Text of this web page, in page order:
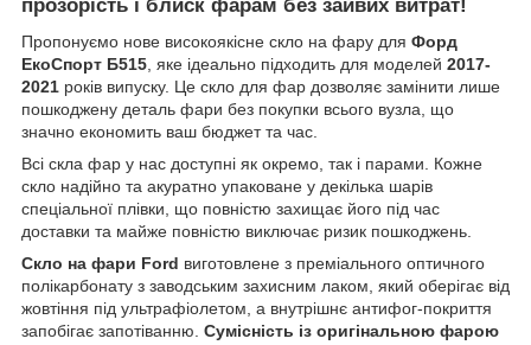
прозорість і блиск фарам без зайвих витрат!
Пропонуємо нове високоякісне скло на фару для Форд
ЕкоСпорт Б515, яке ідеально підходить для моделей 2017-
2021 років випуску. Це скло для фар дозволяє замінити лише
пошкоджену деталь фари без покупки всього вузла, що
значно економить ваш бюджет та час.
Всі скла фар у нас доступні як окремо, так і парами. Кожне
скло надійно та акуратно упаковане у декілька шарів
спеціальної плівки, що повністю захищає його під час
доставки та майже повністю виключає ризик пошкоджень.
Скло на фари Ford виготовлене з преміального оптичного
полікарбонату з заводським захисним лаком, який оберігає від
жовтіння під ультрафіолетом, а внутрішнє антифог-покриття
запобігає запотіванню. Сумісність із оригінальною фарою